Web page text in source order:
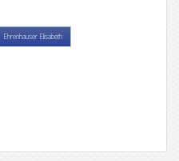
Ehrenhauser Elisabeth